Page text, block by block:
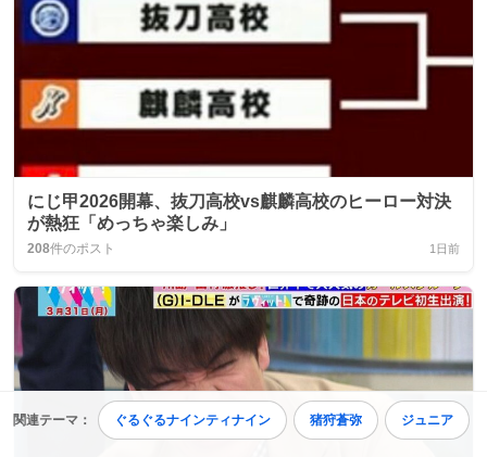
関連テーマ： ぐるぐるナインティナイン 猪狩蒼弥 ジュニア
にじ甲2026開幕、抜刀高校vs麒麟高校のヒーロー対決
が熱狂「めっちゃ楽しみ」
208件のポスト 1日前